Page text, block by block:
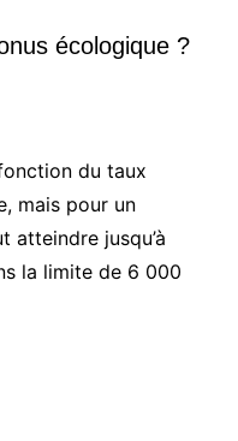
écologique ?
du taux
mais pour un
atteindre jusqu’à
la limite de 6 000